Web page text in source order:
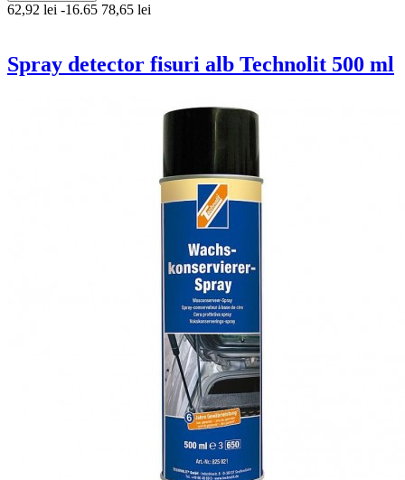
62,92 lei -16.65 78,65 lei
Spray detector fisuri alb Technolit 500 ml